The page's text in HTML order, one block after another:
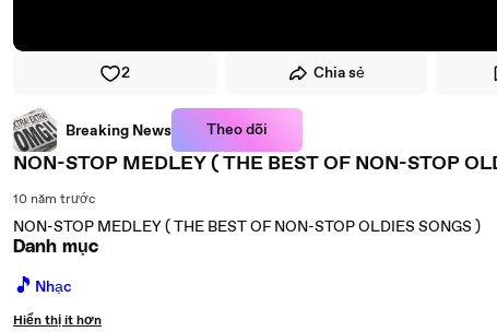
2 Chia sẻ
Breaking News Theo dõi
NON-STOP MEDLEY ( THE BEST OF NON-STOP
10 năm trước
NON-STOP MEDLEY ( THE BEST OF NON-STOP OLDIES SONGS )
Danh mục
🎵 Nhạc
Hiển thị ít hơn